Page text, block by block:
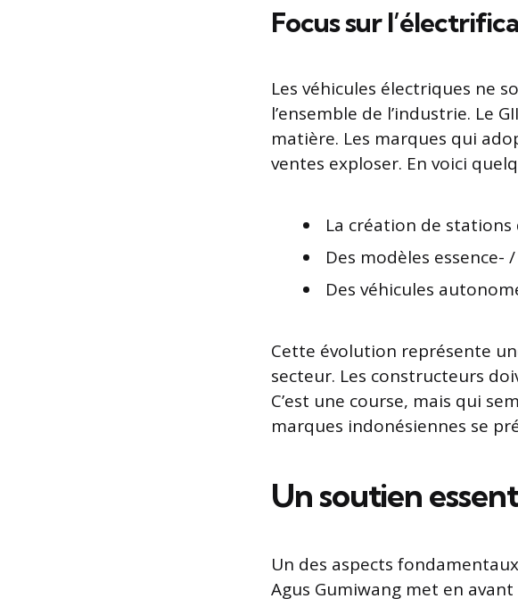
Focus sur
Les véhicules électriques ne
l’ensemble de l’industrie. Le
matière. Les marques qui
ventes exploser. En voici
La création de
Des modèles
Des véhicules
Cette évolution représente
secteur. Les constructeurs
C’est une course, mais qui
marques indonésiennes se
Un soutien
Un des aspects
Agus Gumiwang met en